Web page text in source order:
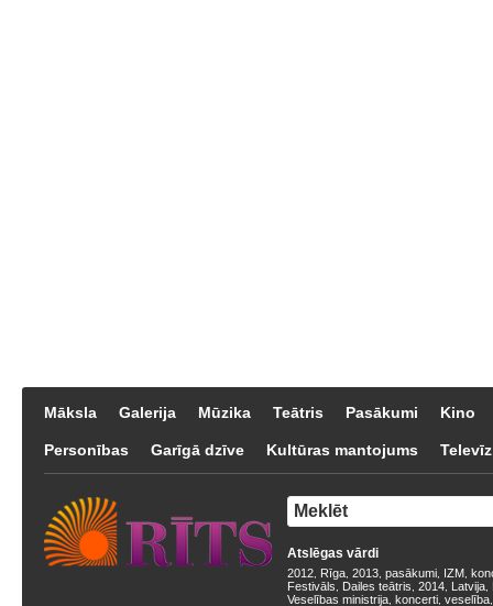
Māksla Galerija Mūzika Teātris Pasākumi Kino
Personības Garīgā dzīve Kultūras mantojums
Atslēgas vārdi
2012 Rīga 2013 pasākumi IZM
Festivāls
Dailes teātris 2014 Latvija
Veselības ministrija koncerti veselība